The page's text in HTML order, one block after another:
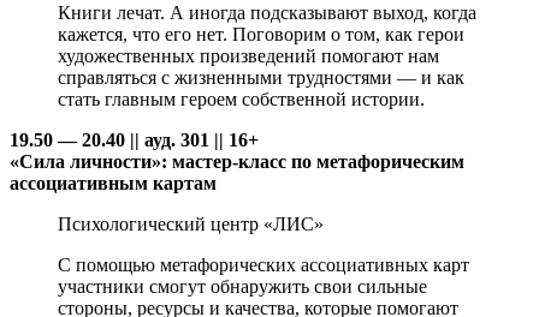
Книги лечат. А иногда подсказывают выход, когда
кажется, что его нет. Поговорим о том, как герои
художественных произведений помогают нам
справляться с жизненными трудностями — и как
стать главным героем собственной истории.
19.50 — 20.40 || ауд. 301 || 16+
«Сила личности»: мастер-класс по метафорическим
ассоциативным картам
Психологический центр «ЛИС»
С помощью метафорических ассоциативных карт
участники смогут обнаружить свои сильные
стороны, ресурсы и качества, которые помогают